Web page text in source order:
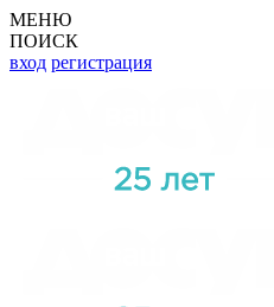
МЕНЮ
ПОИСК
вход регистрация